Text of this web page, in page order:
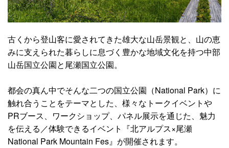
古くから登山客に愛されてきた雄大な山岳景観と、山の恵
みに支えられた暮らしに息づく豊かな地域文化を持つ中部
山岳国立公園と尾瀬国立公園。
都会の真ん中でそんな二つの国立公園（National Park）に
触れ合うことをテーマとした、様々なトークイベントや
PRブース、ワークショップ、パネル展示を通じた、魅力
を伝える／体験できるイベント『北アルプス×尾瀬
National Park Mountain Fes』が開催されます。